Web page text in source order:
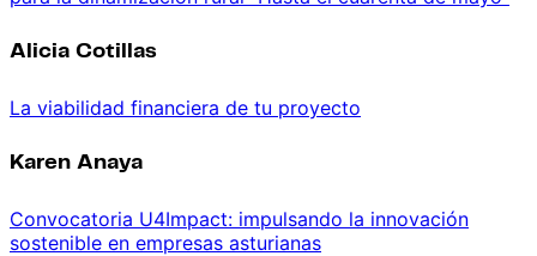
Alicia Cotillas
La viabilidad financiera de tu proyecto
Karen Anaya
Convocatoria U4Impact: impulsando la innovación
sostenible en empresas asturianas